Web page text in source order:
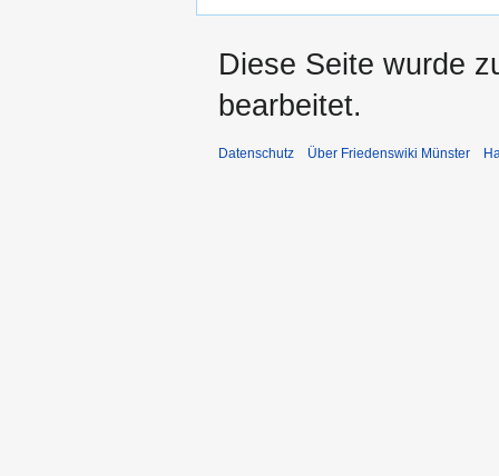
Diese Seite wurde
bearbeitet.
Datenschutz Über Friedenswiki Münster